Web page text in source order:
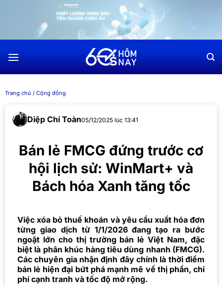
dung
Trang chủ / Cộng đồng
Diệp Chí Toàn05/12/2025 lúc 13:41
Bán lẻ FMCG đứng trước cơ
hội lịch sử: WinMart+ và
Bách hóa Xanh tăng tốc
Việc xóa bỏ thuế khoán và yêu cầu xuất hóa đơn
từng giao dịch từ 1/1/2026 đang tạo ra bước
ngoặt lớn cho thị trường bán lẻ Việt Nam, đặc
biệt là phân khúc hàng tiêu dùng nhanh (FMCG).
Các chuyên gia nhận định đây chính là thời điểm
bán lẻ hiện đại bứt phá mạnh mẽ về thị phần, chi
phí cạnh tranh và tốc độ mở rộng.